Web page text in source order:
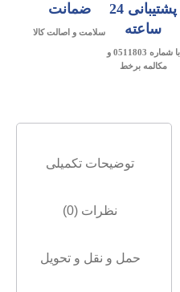
پشتیبانی 24
ساعته
با شماره 0511803 و
مکالمه برخط
ضمانت
سلامت و اصالت کالا
توضیحات تکمیلی
نظرات (0)
حمل و نقل و تحویل